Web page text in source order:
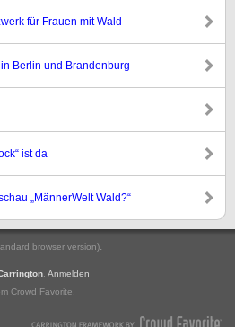
für Frauen mit Wald
Berlin und Brandenburg
ist da
„MännerWelt Wald?“
browser version).
Anmelden
Crowd Favorite.